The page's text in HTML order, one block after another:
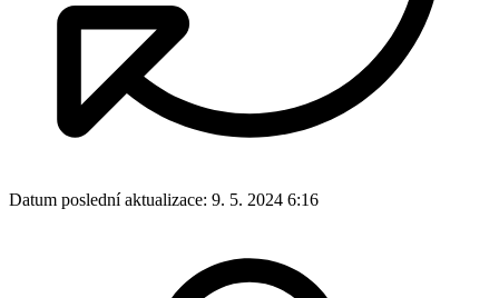
Datum poslední aktualizace: 9. 5. 2024 6:16